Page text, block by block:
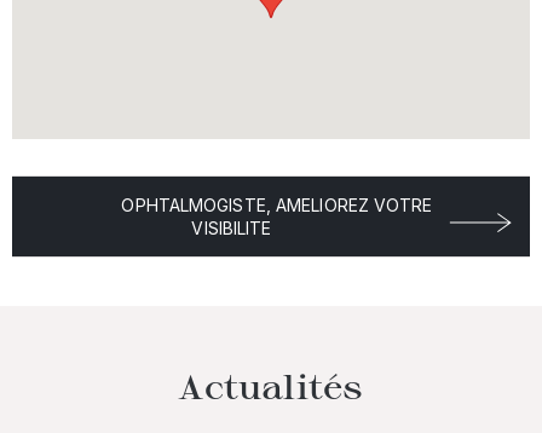
OPHTALMOGISTE, AMELIOREZ VOTRE
VISIBILITE
Actualités